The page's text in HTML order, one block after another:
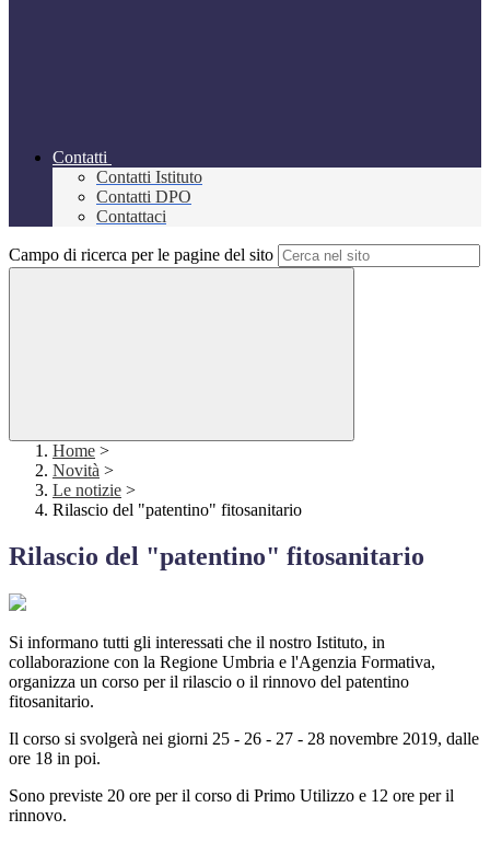
Contatti
Contatti Istituto
Contatti DPO
Contattaci
Campo di ricerca per le pagine del sito
Home >
Novità >
Le notizie >
Rilascio del "patentino" fitosanitario
Rilascio del "patentino" fitosanitario
Si informano tutti gli interessati che il nostro Istituto, in
collaborazione con la Regione Umbria e l'Agenzia Formativa,
organizza un corso per il rilascio o il rinnovo del patentino
fitosanitario.
Il corso si svolgerà nei giorni 25 - 26 - 27 - 28 novembre 2019, dalle
ore 18 in poi.
Sono previste 20 ore per il corso di Primo Utilizzo e 12 ore per il
rinnovo.